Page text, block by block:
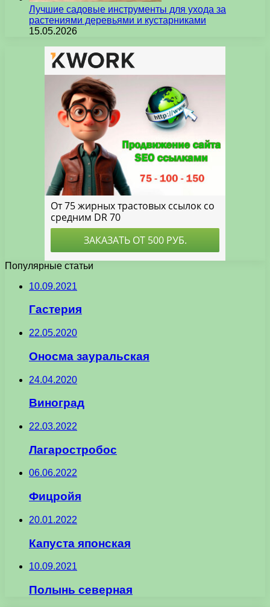
Лучшие садовые инструменты для ухода за
растениями деревьями и кустарниками
15.05.2026
Популярные статьи
10.09.2021
Гастерия
22.05.2020
Оносма зауральская
24.04.2020
Виноград
22.03.2022
Лагаростробос
06.06.2022
Фицройя
20.01.2022
Капуста японская
10.09.2021
Полынь северная